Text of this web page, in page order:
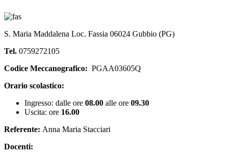
S. Maria Maddalena Loc. Fassia 06024 Gubbio (PG)
Tel. 0759272105
Codice Meccanografico: PGAA03605Q
Orario scolastico:
Ingresso: dalle ore 08.00 alle ore 09.30
Uscita: ore 16.00
Referente: Anna Maria Stacciari
Docenti: